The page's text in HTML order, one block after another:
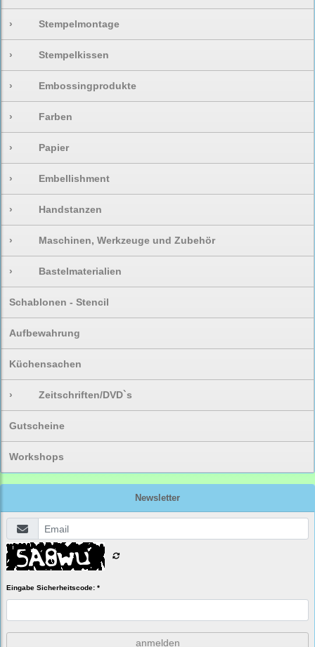
› Stempelmontage
› Stempelkissen
› Embossingprodukte
› Farben
› Papier
› Embellishment
› Handstanzen
› Maschinen, Werkzeuge und Zubehör
› Bastelmaterialien
Schablonen - Stencil
Aufbewahrung
Küchensachen
› Zeitschriften/DVD`s
Gutscheine
Workshops
Newsletter
Eingabe Sicherheitscode: *
anmelden